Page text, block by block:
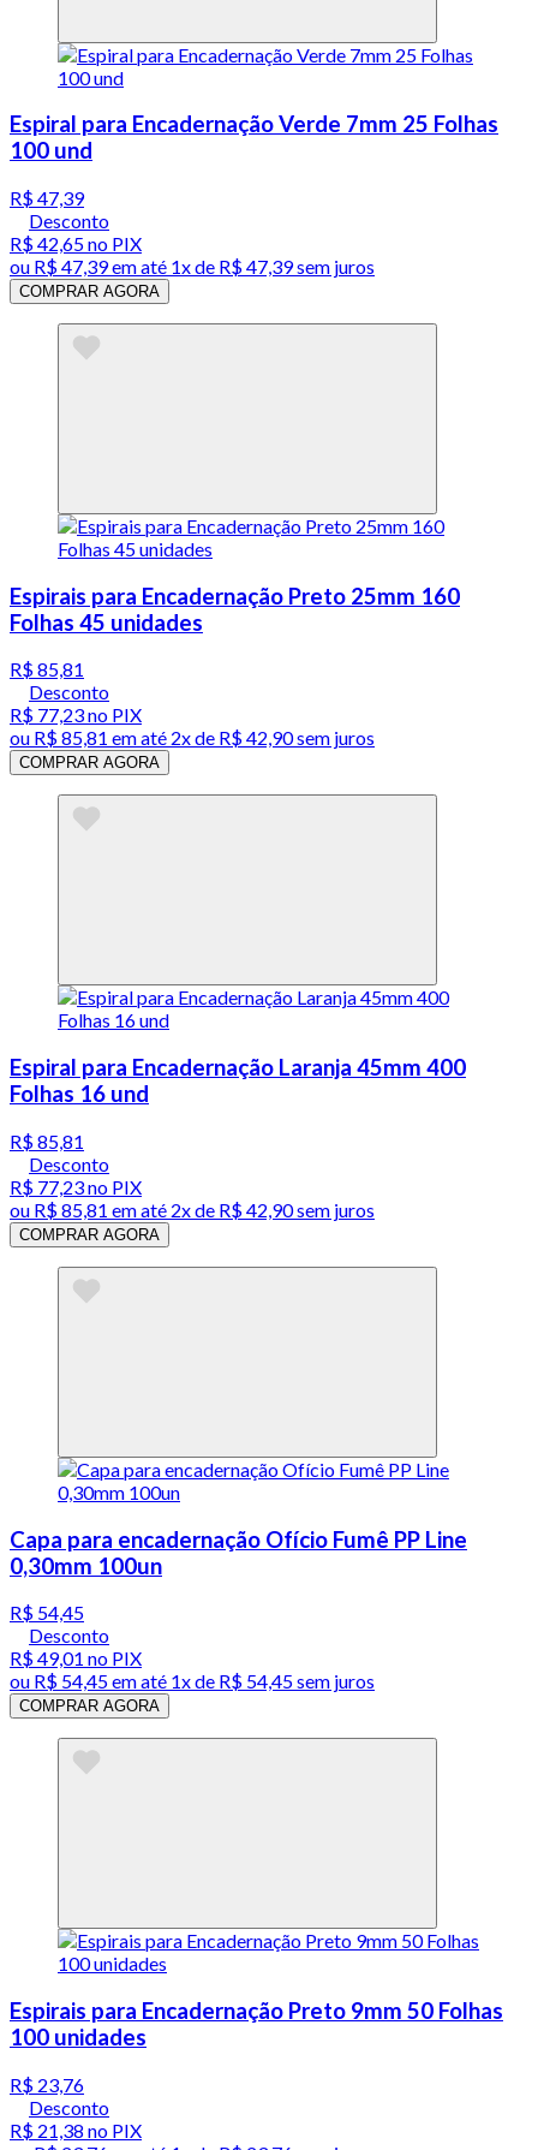
Espiral para Encadernação Verde 7mm 25 Folhas
100 und
R$ 47,39
Desconto
R$ 42,65no PIX
ou R$ 47,39em até 1x de R$ 47,39sem juros
COMPRAR AGORA
Espirais para Encadernação Preto 25mm 160
Folhas 45 unidades
R$ 85,81
Desconto
R$ 77,23no PIX
ou R$ 85,81 em até 2x de R$ 42,90 sem juros
COMPRAR AGORA
Espiral para Encadernação Laranja 45mm 400
Folhas 16 und
R$ 85,81
Desconto
R$ 77,23no PIX
ou R$ 85,81 em até 2x de R$ 42,90 sem juros
COMPRAR AGORA
Capa para encadernação Ofício Fumê PP Line
0,30mm 100un
R$ 54,45
Desconto
R$ 49,01 no PIX
ou R$ 54,45em até 1x de R$ 54,45sem juros
COMPRAR AGORA
Espirais para Encadernação Preto 9mm 50 Folhas
100 unidades
R$ 23,76
Desconto
R$ 21,38 no PIX